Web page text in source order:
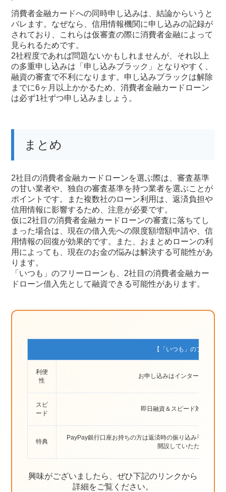
消費者金融カードへの同時申し込みは、結論からいうと
バレます。なぜなら、信用情報機関に申し込みの記録が
されており、これらは仮審査の際に消費者金融によって
見られるためです。
2社程度であれば問題ないかもしれませんが、それ以上
の多重申し込みは「申し込みブラック」となりやすく、
融資の審査で不利になります。申し込みブラックは解除
までに6ヶ月以上かかるため、消費者金融カードローン
は必ず1社ずつ申し込みましょう。
まとめ
2社目の消費者金融カードローンを選ぶ際は、審査基準
の甘い業者や、独自の審査基準を持つ業者を選ぶことが
ポイントです。また複数社のローン利用は、返済負担や
信用情報に影響するため、注意が必要です。
仮に2社目の消費者金融カードローンの審査に落ちてし
まった場合は、現在の借入先への限度額増額申請や、信
用情報の回復が効果的です。また、おまとめローンの利
用によっても、現在のお金の悩みは解決する可能性があ
ります。
「いつも」のフリーローンも、2社目の消費者金融カー
ドローン借入先として融資できる可能性があります。
【「いつも」のフリーロ
利便
性
お申し込みはインターネット
スピ
ード
即日融資＆スピード対応（最
特典
PayPay銀行口座お持ちの方は返済時の振り込み手数料
開設していただくとキ
興味がございましたら、ぜひ下記のリンクから
詳細をご覧ください。